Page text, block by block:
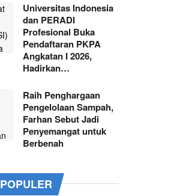
Universitas Indonesia
dan PERADI
Profesional Buka
Pendaftaran PKPA
Angkatan I 2026,
Hadirkan…
Raih Penghargaan
Pengelolaan Sampah,
Farhan Sebut Jadi
Penyemangat untuk
Berbenah
POPULER